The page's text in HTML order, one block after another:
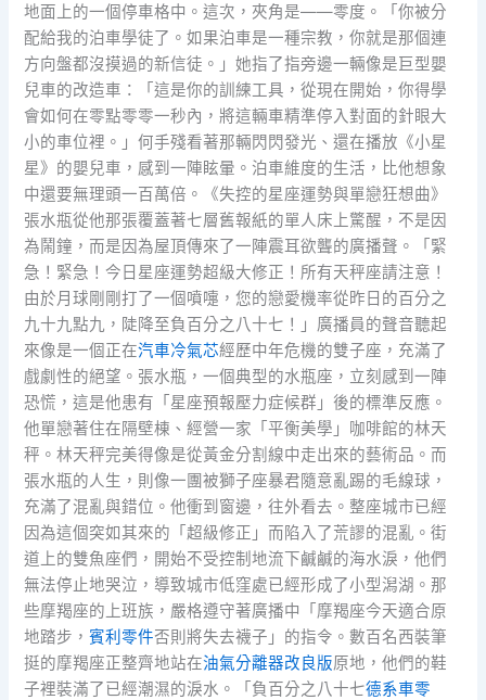
地面上的一個停車格中。這次，夾角是——零度。「你被分
配給我的泊車學徒了。如果泊車是一種宗教，你就是那個連
方向盤都沒摸過的新信徒。」她指了指旁邊一輛像是巨型嬰
兒車的改造車：「這是你的訓練工具，從現在開始，你得學
會如何在零點零零一秒內，將這輛車精準停入對面的針眼大
小的車位裡。」何手殘看著那輛閃閃發光、還在播放《小星
星》的嬰兒車，感到一陣眩暈。泊車維度的生活，比他想象
中還要無理頭一百萬倍。《失控的星座運勢與單戀狂想曲》
張水瓶從他那張覆蓋著七層舊報紙的單人床上驚醒，不是因
為鬧鐘，而是因為屋頂傳來了一陣震耳欲聾的廣播聲。「緊
急！緊急！今日星座運勢超級大修正！所有天秤座請注意！
由於月球剛剛打了一個噴嚏，您的戀愛機率從昨日的百分之
九十九點九，陡降至負百分之八十七！」廣播員的聲音聽起
來像是一個正在汽車冷氣芯經歷中年危機的雙子座，充滿了
戲劇性的絕望。張水瓶，一個典型的水瓶座，立刻感到一陣
恐慌，這是他患有「星座預報壓力症候群」後的標準反應。
他單戀著住在隔壁棟、經營一家「平衡美學」咖啡館的林天
秤。林天秤完美得像是從黃金分割線中走出來的藝術品。而
張水瓶的人生，則像一團被獅子座暴君隨意亂踢的毛線球，
充滿了混亂與錯位。他衝到窗邊，往外看去。整座城市已經
因為這個突如其來的「超級修正」而陷入了荒謬的混亂。街
道上的雙魚座們，開始不受控制地流下鹹鹹的海水淚，他們
無法停止地哭泣，導致城市低窪處已經形成了小型潟湖。那
些摩羯座的上班族，嚴格遵守著廣播中「摩羯座今天適合原
地踏步，賓利零件否則將失去襪子」的指令。數百名西裝筆
挺的摩羯座正整齊地站在油氣分離器改良版原地，他們的鞋
子裡裝滿了已經潮濕的淚水。「負百分之八十七德系車零